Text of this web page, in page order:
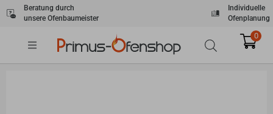
Zum
Inhalt
Beratung durch
unsere Ofenbaumeister
Individuelle
Ofenplanung
0